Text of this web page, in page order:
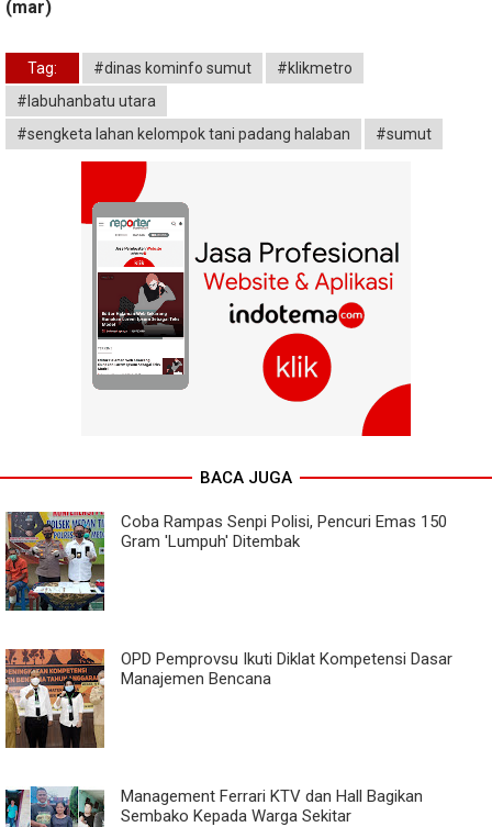
(mar)
Tag: #dinas kominfo sumut
#klikmetro
#labuhanbatu utara
#sengketa lahan kelompok tani padang halaban
#sumut
BACA JUGA
Coba Rampas Senpi Polisi, Pencuri Emas 150
Gram 'Lumpuh' Ditembak
OPD Pemprovsu Ikuti Diklat Kompetensi Dasar
Manajemen Bencana
Management Ferrari KTV dan Hall Bagikan
Sembako Kepada Warga Sekitar